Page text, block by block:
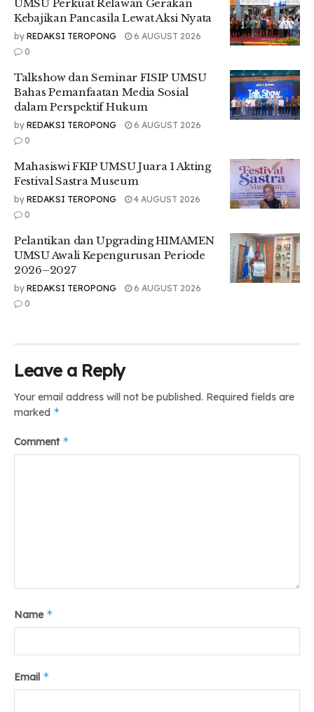
UMSU Perkuat Relawan Gerakan
Kebajikan Pancasila Lewat Aksi Nyata
by REDAKSI TEROPONG
6 AUGUST 2026
0
Talkshow dan Seminar FISIP UMSU
Bahas Pemanfaatan Media Sosial
dalam Perspektif Hukum
by REDAKSI TEROPONG
6 AUGUST 2026
0
Mahasiswi FKIP UMSU Juara 1 Akting
Festival Sastra Museum
by REDAKSI TEROPONG
4 AUGUST 2026
0
Pelantikan dan Upgrading HIMAMEN
UMSU Awali Kepengurusan Periode
2026–2027
by REDAKSI TEROPONG
6 AUGUST 2026
0
Leave a Reply
Your email address will not be published. Required fields are
marked *
Comment *
Name *
Email *